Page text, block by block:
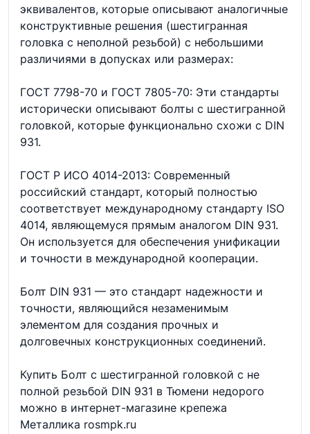
эквивалентов, которые описывают аналогичные
конструктивные решения (шестигранная
головка с неполной резьбой) с небольшими
различиями в допусках или размерах:
ГОСТ 7798-70 и ГОСТ 7805-70: Эти стандарты
исторически описывают болты с шестигранной
головкой, которые функционально схожи с DIN
931.
ГОСТ Р ИСО 4014-2013: Современный
российский стандарт, который полностью
соответствует международному стандарту ISO
4014, являющемуся прямым аналогом DIN 931.
Он используется для обеспечения унификации
и точности в международной кооперации.
Болт DIN 931 — это стандарт надежности и
точности, являющийся незаменимым
элементом для создания прочных и
долговечных конструкционных соединений.
Купить Болт с шестигранной головкой с не
полной резьбой DIN 931 в Тюмени недорого
можно в интернет-магазине крепежа
Металлика rosmpk.ru